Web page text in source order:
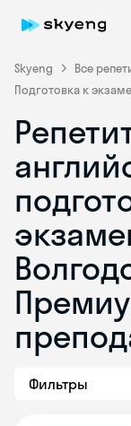
Skyeng Все
Подготовка к
Фильтры
Skyeng Chat